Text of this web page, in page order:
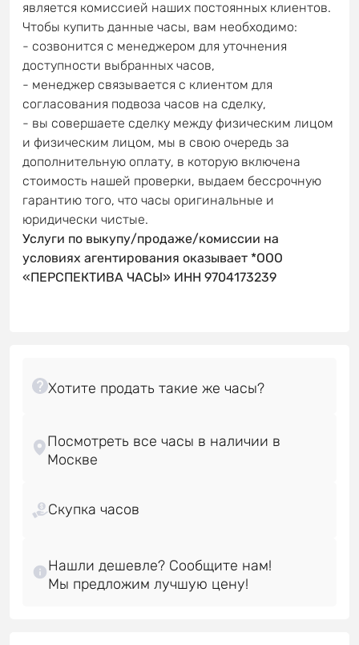
является комиссией наших постоянных клиентов.
Чтобы купить данные часы, вам необходимо:
- созвонится с менеджером для уточнения
доступности выбранных часов,
- менеджер связывается с клиентом для
согласования подвоза часов на сделку,
- вы совершаете сделку между физическим лицом
и физическим лицом, мы в свою очередь за
дополнительную оплату, в которую включена
стоимость нашей проверки, выдаем бессрочную
гарантию того, что часы оригинальные и
юридически чистые.
Услуги по выкупу/продаже/комиссии на
условиях агентирования оказывает *ООО
«ПЕРСПЕКТИВА ЧАСЫ» ИНН 9704173239
Посмотреть все часы в наличии в
Скупка часов
Нашли дешевле? Сообщите нам!